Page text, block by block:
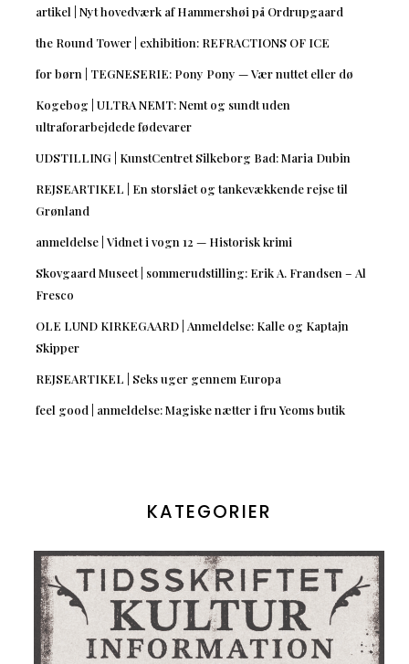
artikel | Nyt hovedværk af Hammershøi på Ordrupgaard
the Round Tower | exhibition: REFRACTIONS OF ICE
for børn | TEGNESERIE: Pony Pony — Vær nuttet eller dø
Kogebog | ULTRA NEMT: Nemt og sundt uden
ultraforarbejdede fødevarer
UDSTILLING | KunstCentret Silkeborg Bad: Maria Dubin
REJSEARTIKEL | En storslået og tankevækkende rejse til
Grønland
anmeldelse | Vidnet i vogn 12 — Historisk krimi
Skovgaard Museet | sommerudstilling: Erik A. Frandsen – Al
Fresco
OLE LUND KIRKEGAARD | Anmeldelse: Kalle og Kaptajn
Skipper
REJSEARTIKEL | Seks uger gennem Europa
feel good | anmeldelse: Magiske nætter i fru Yeoms butik
KATEGORIER